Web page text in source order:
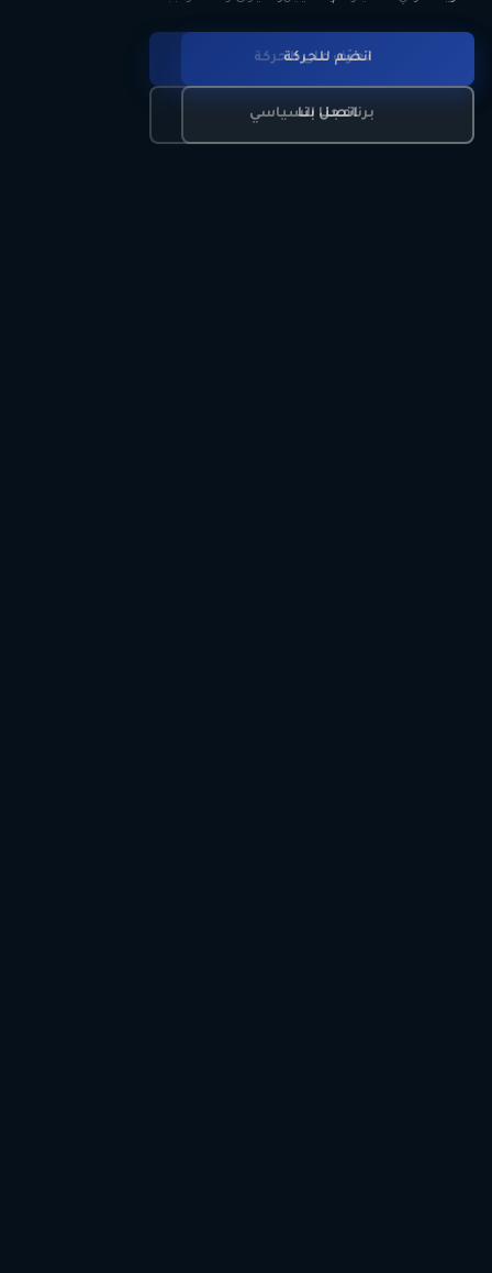
تعرّف على الحركة
برنامجنا السياسي
انضم للحركة
اتصل بنا